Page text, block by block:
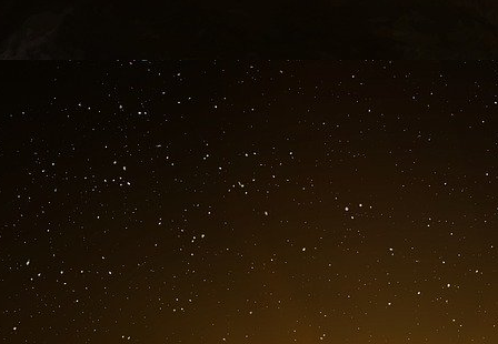
Merci. Nous venons d’atterrir. Nous attendrons
Envoyé par Fabrice Aidan, Nations Unies
De : Jeffity Epstein beevacation@gmail.com]
Envoyé : 01/05/2012 18 h 59 AST
À : Fabrice Aidan
Objet : Re : Adresse
Je n’ai pas encore parlé à Terje, à Paris c’est
c’est 9 east 71
st. , je suis censé être à Paris à cette date, mais
Le mardi 1ermai 2012 à 18 h 57, Fabrice Aidan
Cher Jeff, J’espère que vous allez bien.